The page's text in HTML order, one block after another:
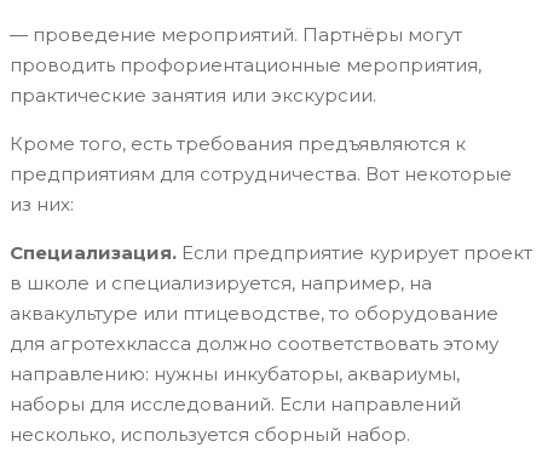
— проведение мероприятий. Партнёры могут
проводить профориентационные мероприятия,
практические занятия или экскурсии.
Кроме того, есть требования предъявляются к
предприятиям для сотрудничества. Вот некоторые
из них:
Специализация. Если предприятие курирует проект
в школе и специализируется, например, на
аквакультуре или птицеводстве, то оборудование
для агротехкласса должно соответствовать этому
направлению: нужны инкубаторы, аквариумы,
наборы для исследований. Если направлений
несколько, используется сборный набор.